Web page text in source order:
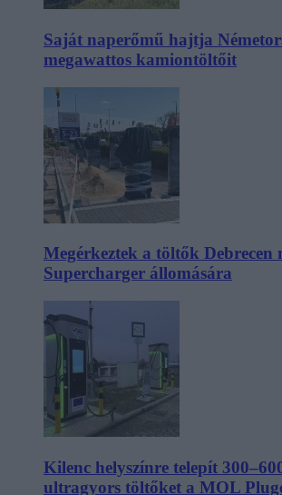
Saját naperőmű hajtja
megawattos kamiontöltőit
Megérkeztek a töltők Debrecen
Supercharger állomására
Kilenc helyszínre telepít
ultragyors töltőket a MOL